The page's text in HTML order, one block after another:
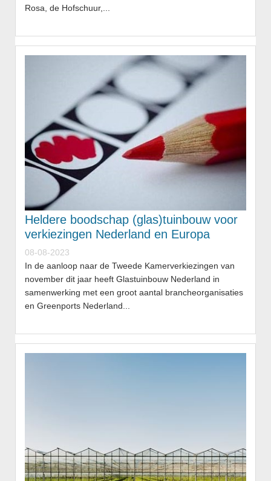
Rosa, de Hofschuur,...
Heldere boodschap (glas)tuinbouw voor
verkiezingen Nederland en Europa
08-08-2023
In de aanloop naar de Tweede Kamerverkiezingen van
november dit jaar heeft Glastuinbouw Nederland in
samenwerking met een groot aantal brancheorganisaties
en Greenports Nederland...